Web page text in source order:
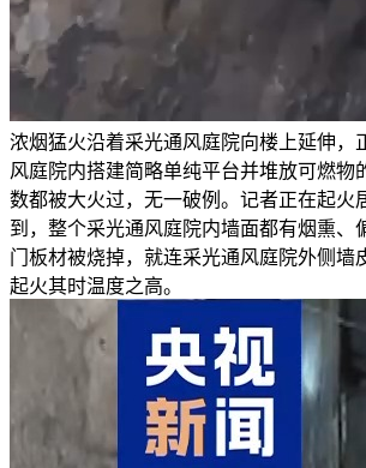
浓烟猛火沿着采光通风庭院向楼上延伸，
风庭院内搭建简略单纯平台并堆放可燃物
数都被大火过，无一破例。记者正在起火
到，整个采光通风庭院内墙面都有烟熏、
门板材被烧掉，就连采光通风庭院外侧墙
起火其时温度之高。